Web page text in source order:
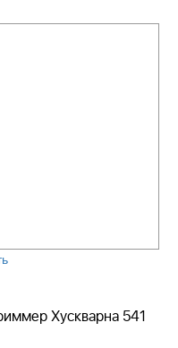
Хускварна 541